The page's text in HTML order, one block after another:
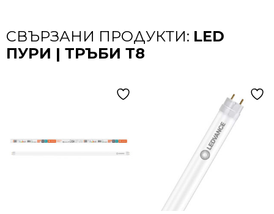
СВЪРЗАНИ ПРОДУКТИ: LED
ПУРИ | ТРЪБИ Т8